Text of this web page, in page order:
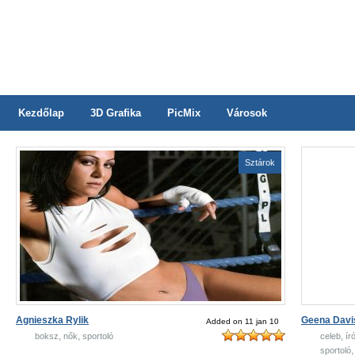
Kezdőlap 3D Grafika PicMix Városok
Sztárok
Agnieszka Rylik Added on 11 jan 10
boksz, nők, sportoló
Geena
celeb, író
sportoló,